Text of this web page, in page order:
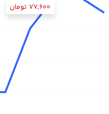
۷۷٬۶۰۰ تومان